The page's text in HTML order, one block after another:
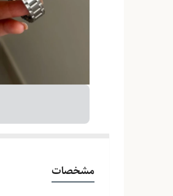
مشخصات